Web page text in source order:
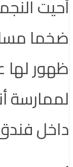
أحيت
ضخما
ظهور لها
لممارسة
داخل